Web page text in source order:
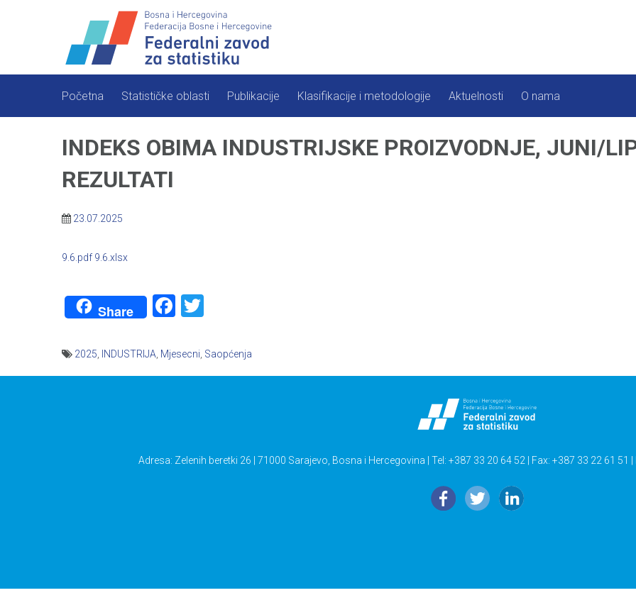
Početna Statističke oblasti Publikacije Klasifikacije i metodologije Aktuelnosti O nama
INDEKS OBIMA INDUSTRIJSKE PROIZVODNJE, JUNI/
REZULTATI
23.07.2025
9.6.pdf 9.6.xlsx
Share Facebook
2025 INDUSTRIJA Mjesecni Saopćenja
Adresa: Zelenih beretki 26 | 71000 Sarajevo, Bosna i Hercegovina | Tel: +387 33 20 64 52 | Fax: +387 33 22 61 51 |